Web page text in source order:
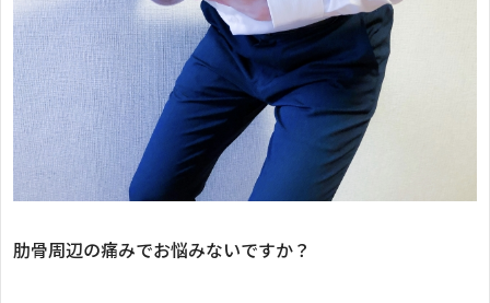
肋骨周辺の痛みでお悩みないですか？